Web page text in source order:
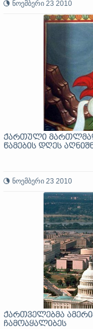
ნოემბერი 23 2010
ქართული
წამების დღეს
ნოემბერი 23 2010
ქართველებმა
ჩამოაყალიბეს